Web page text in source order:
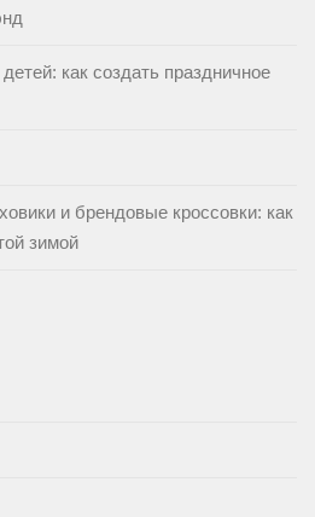
как создать праздничное
и брендовые кроссовки: как
зимой